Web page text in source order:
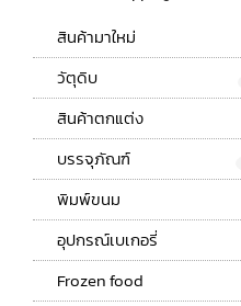
สินค้ามาใหม่
วัตุดิบ
สินค้าตกแต่ง
บรรจุภัณฑ์
พิมพ์ขนม
อุปกรณ์เบเกอรี่
Frozen food